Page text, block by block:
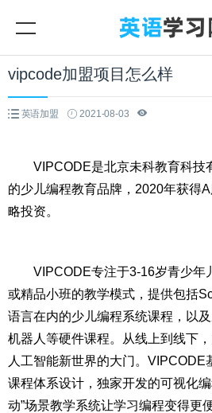
vipcode加盟项目怎么样
英语加盟 2021-08-03
VIPCODE是北京未科教育科技
的少儿编程教育品牌，2020年获得
略投资。
VIPCODE专注于3-16岁青少年
或精品小班的教学模式，提供包括
语言在内的少儿编程系统课程，以
机器人等硬件课程。从线上到线下
人工智能新世界的大门。VIPCODE
课程体系设计，独家开发的可视化
动”场景教学系统让学习编程变得更